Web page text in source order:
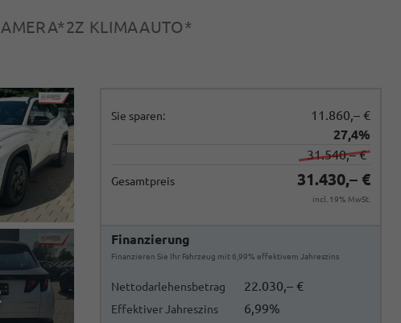
KLIMAAUTO*
Sie sparen:
11.860,– €
27,4%
31.540,– €
Gesamtpreis 31.430,– €
incl. 19% MwSt.
Finanzierung
Finanzieren Sie Ihr Fahrzeug mit 6,99% effektivem Jahreszins
Nettodarlehensbetrag 22.030,– €
Effektiver Jahreszins 6,99%